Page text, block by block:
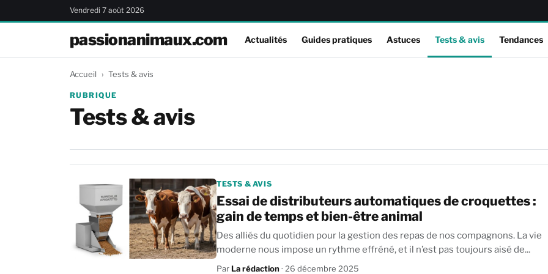
Vendredi 7 août 2026
passionanimaux.com Actualités Guides pratiques Astuces Tests & avis Tendances
Accueil Tests & avis
RUBRIQUE
Tests & avis
TESTS & AVIS
Essai de distributeurs automatiques de croquettes :
gain de temps et bien-être animal
Des alliés du quotidien pour la gestion des repas de nos compagnons. La vie
moderne nous impose un rythme effréné, et il n’est pas toujours aisé de...
Par La rédaction · 26 décembre 2025